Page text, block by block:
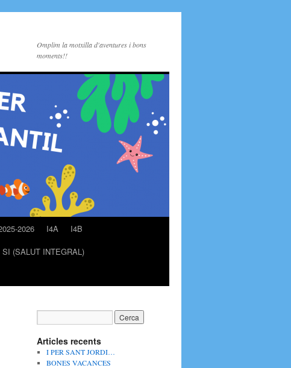
Omplim la motxilla d'aventures i bons
moments!!
2026 I4A
I4B
(SALUT INTEGRAL)
Articles recents
I PER SANT JORDI…
BONES VACANCES